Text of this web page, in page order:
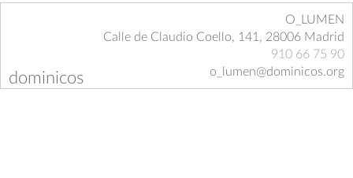
dominicos
O_LUMEN
Calle de Claudio Coello, 141, 28006 Madrid
910 66 75 90
o_lumen@dominicos.org